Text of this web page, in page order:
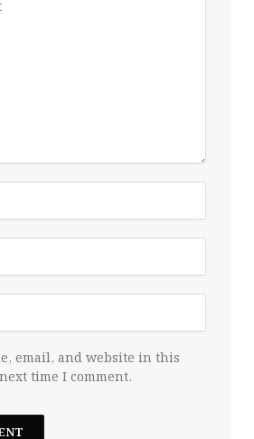
email, and website in this
time I comment.